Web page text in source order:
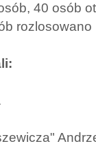
40 osób
rozlosowano